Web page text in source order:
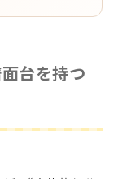
台を持つ